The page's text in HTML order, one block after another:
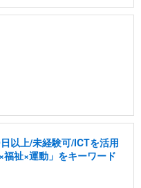
以上/未経験可/ICTを活用
祉×運動」をキーワード